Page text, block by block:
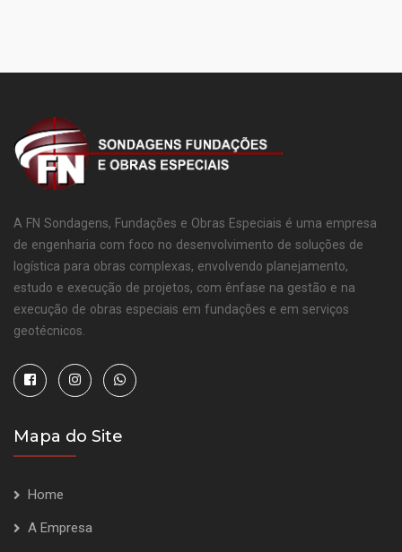
A FN Sondagens, Fundações e Obras Especiais é uma empresa
de engenharia com foco no desenvolvimento de soluções de
logística para obras complexas, envolvendo planejamento,
estudo e execução de projetos, com ênfase na gestão e na
execução de obras especiais em fundações e em serviços
geotécnicos.
Mapa do Site
Home
A Empresa